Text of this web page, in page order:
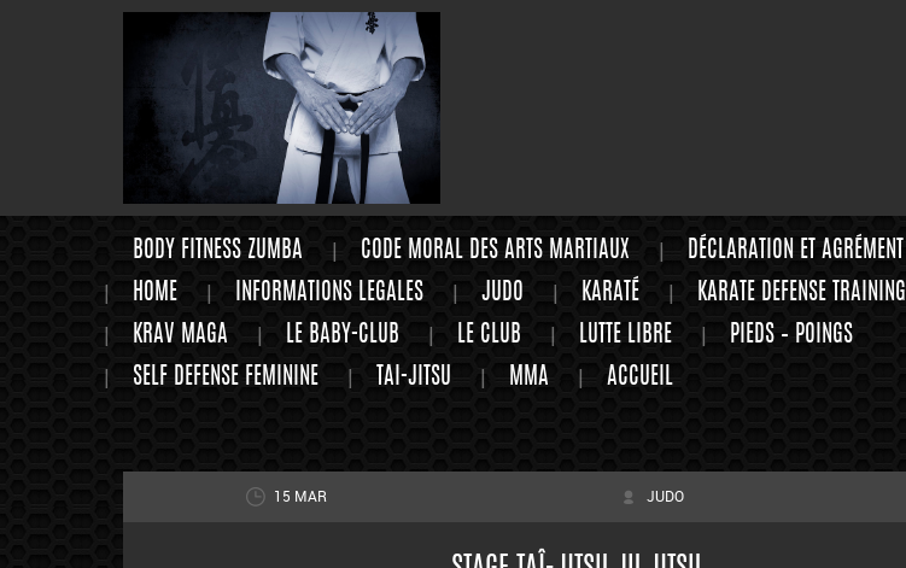
BODY FITNESS ZUMBA CODE MORAL DES ARTS MARTIAUX
DÉCLARATION ET AGRÉMENT
HOME
INFORMATIONS LEGALES JUDO KARATÉ
KARATE DEFENSE TRAINING
KRAV MAGA
LE BABY-CLUB LE CLUB LUTTE LIBRE
PIEDS – POINGS
SELF DEFENSE FEMININE
TAI-JITSU MMA ACCUEIL
15 MAR JUDO